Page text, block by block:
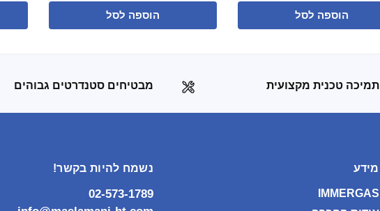
הוספה לסל הוספה לסל
תמיכה טכנית מקצועית מבטיחים סטנדרטים גבוהים
מידע
IMMERGAS
נשמח להיות בקשר!
02-573-1789